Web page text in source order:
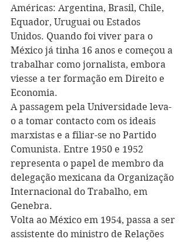
Américas: Argentina, Brasil, Chile,
Equador, Uruguai ou Estados
Unidos. Quando foi viver para o
México já tinha 16 anos e começou a
trabalhar como jornalista, embora
viesse a ter formação em Direito e
Economia.
A passagem pela Universidade leva-
o a tomar contacto com os ideais
marxistas e a filiar-se no Partido
Comunista. Entre 1950 e 1952
representa o papel de membro da
delegação mexicana da Organização
Internacional do Trabalho, em
Genebra.
Volta ao México em 1954, passa a ser
assistente do ministro de Relações